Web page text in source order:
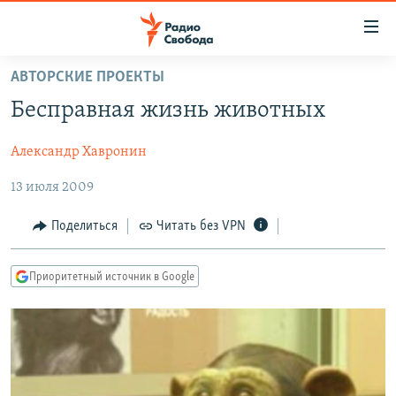
упрощенного
доступа
содержанию
Вернутся
главной
навигации
Вернутся
поиску
ПОДКАСТЫ
АВТОРСКИЕ ПРОЕКТЫ
ЦИТАТЫ СВОБОДЫ
МНЕНИЯ
КУЛЬТУРА
IDEL.РЕАЛИИ
КАВКАЗ.РЕАЛИИ
СЕВЕР.РЕАЛИИ
СИБИРЬ.РЕАЛИИ
АВТОРСКИЕ ПРОЕКТЫ
Бесправная жизнь животных
Александр Хавронин
13 июля 2009
Поделиться Читать без VPN
Приоритетный источник в Google